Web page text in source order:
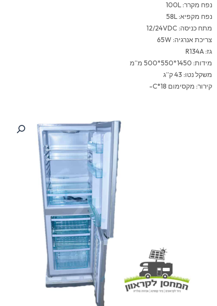
נפח מקרר: 100L
נפח מקפיא: 58L
מתח כניסה: 12/24VDC
צריכת אנרגיה: 65W
גז: R134A
מידות: 1450*550*500 מ”מ
משקל נטו: 43 ק”ג
קירור: מקסימום C°18-